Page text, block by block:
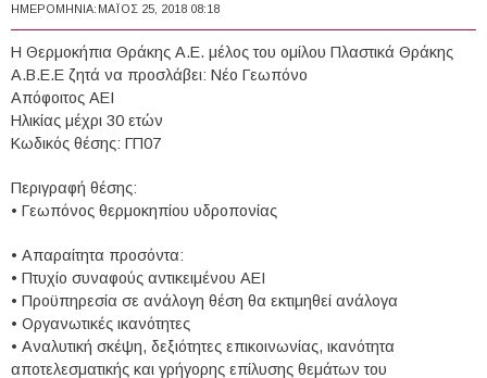
ΗΜΕΡΟΜΗΝΊΑ: ΜΆΙΟΣ 25, 2018 08:18
Η Θερμοκήπια Θράκης Α.Ε. μέλος του ομίλου Πλαστικά Θράκης
Α.Β.Ε.Ε ζητά να προσλάβει: Νέο Γεωπόνο
Απόφοιτος ΑΕΙ
Ηλικίας μέχρι 30 ετών
Κωδικός θέσης: ΓΠ07
Περιγραφή θέσης:
• Γεωπόνος θερμοκηπίου υδροπονίας
• Απαραίτητα προσόντα:
• Πτυχίο συναφούς αντικειμένου ΑΕΙ
• Προϋπηρεσία σε ανάλογη θέση θα εκτιμηθεί ανάλογα
• Οργανωτικές ικανότητες
• Αναλυτική σκέψη, δεξιότητες επικοινωνίας, ικανότητα
αποτελεσματικής και γρήγορης επίλυσης θεμάτων του